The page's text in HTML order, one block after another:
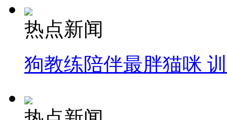
热点新闻
狗教练陪伴最胖猫咪